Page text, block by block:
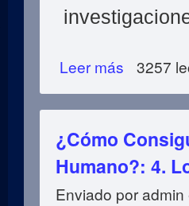
Leer más sobre ¿Cómo
identificados
3257
¿Cómo
Humano?: 4.
Enviado poradmin